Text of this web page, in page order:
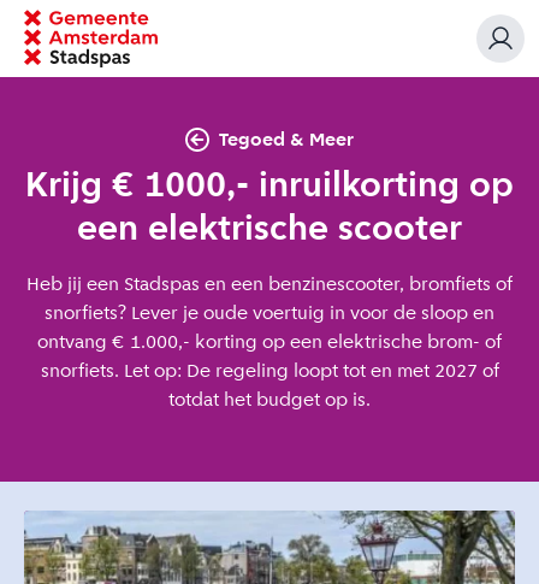
Tegoed & Meer
Krijg € 1000,- inruilkorting op
een elektrische scooter
Heb jij een Stadspas en een benzinescooter, bromfiets of
snorfiets? Lever je oude voertuig in voor de sloop en
ontvang € 1.000,- korting op een elektrische brom- of
snorfiets. Let op: De regeling loopt tot en met 2027 of
totdat het budget op is.